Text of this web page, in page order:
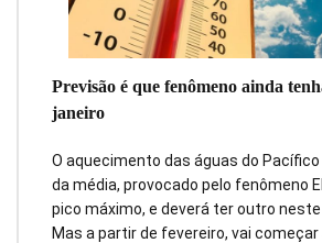
Previsão é que fenômeno ainda
janeiro
O aquecimento das águas do
da média, provocado pelo fenômeno
pico máximo, e deverá ter outro neste
Mas a partir de fevereiro, vai começar